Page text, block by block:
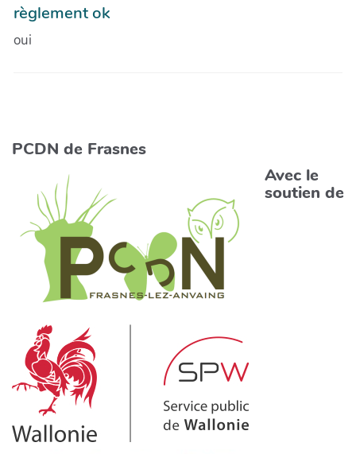
règlement ok
oui
PCDN de Frasnes
Avec le
soutien de